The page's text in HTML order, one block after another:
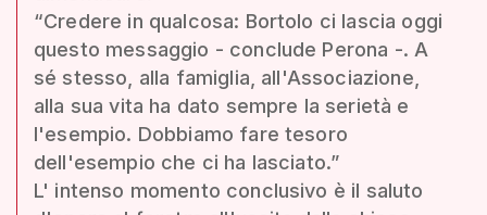
“Credere in qualcosa: Bortolo ci lascia oggi
questo messaggio - conclude Perona -. A
sé stesso, alla famiglia, all'Associazione,
alla sua vita ha dato sempre la serietà e
l'esempio. Dobbiamo fare tesoro
dell'esempio che ci ha lasciato.”
L' intenso momento conclusivo è il saluto